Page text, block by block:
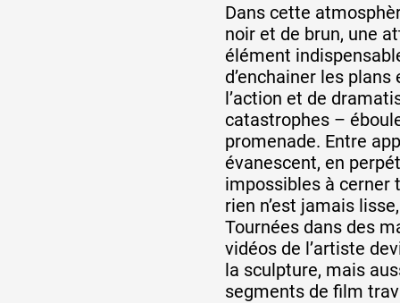
Dans cette
noir et de brun, une
élément
d’enchainer les
l’action et de
catastrophes –
promenade. Entre
évanescent, en
impossibles à cerner
rien n’est jamais
Tournées dans des
vidéos de l’artiste
la sculpture, mais
segments de film